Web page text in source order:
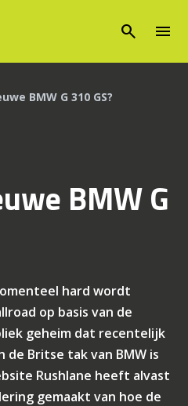
search menu
BMW G 310 GS?
BMW G
hard wordt
op basis van de
geheim dat recentelijk
de Britse tak van BMW is
Rushlane heeft alvast
gemaakt van hoe de